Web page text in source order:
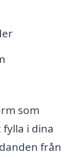
som
i dina
från